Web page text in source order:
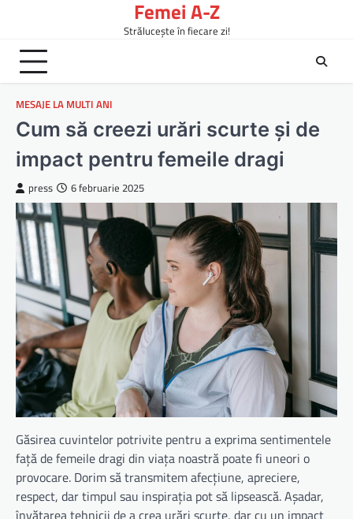
content
Femei A-Z
Strălucește în fiecare zi!
MESAJE LA MULTI ANI
Cum să creezi urări scurte și de
impact pentru femeile dragi
press 6 februarie 2025
Găsirea cuvintelor potrivite pentru a exprima sentimentele
față de femeile dragi din viața noastră poate fi uneori o
provocare. Dorim să transmitem afecțiune, apreciere,
respect, dar timpul sau inspirația pot să lipsească. Așadar,
învățarea tehnicii de a crea urări scurte, dar cu un impact